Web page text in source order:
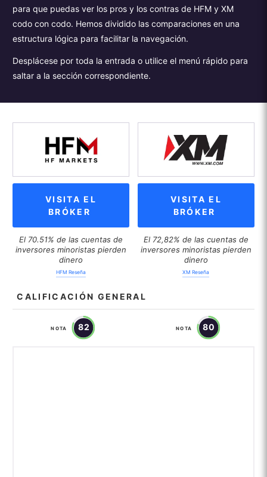
para que puedas ver los pros y los contras de HFM y XM
codo con codo. Hemos dividido las comparaciones en una
estructura lógica para facilitar la navegación.
Desplácese por toda la entrada o utilice el menú rápido para
saltar a la sección correspondiente.
VISITA EL
BRÓKER
El 70.51% de las cuentas de
inversores minoristas pierden
dinero
HFM Reseña
VISITA EL
BRÓKER
El 72,82% de las cuentas de
inversores minoristas pierden
dinero
XM Reseña
CALIFICACIÓN GENERAL
NOTA 82 NOTA 80